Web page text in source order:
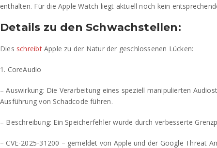
enthalten. Für die Apple Watch liegt aktuell noch kein
Details zu den Schwachstellen:
Dies schreibtApple zu der Natur der geschlossenen Lücken:
1. CoreAudio
– Auswirkung: Die Verarbeitung eines speziell manipulierten
Ausführung von Schadcode führen.
– Beschreibung: Ein Speicherfehler wurde durch verbesserte
– CVE-2025-31200 – gemeldet von Apple und der Google Threat